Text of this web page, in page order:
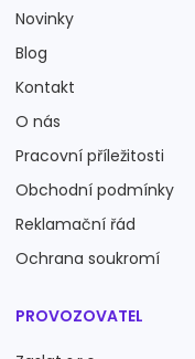
Novinky
Blog
Kontakt
O nás
Pracovní příležitosti
Obchodní podmínky
Reklamační řád
Ochrana soukromí
PROVOZOVATEL